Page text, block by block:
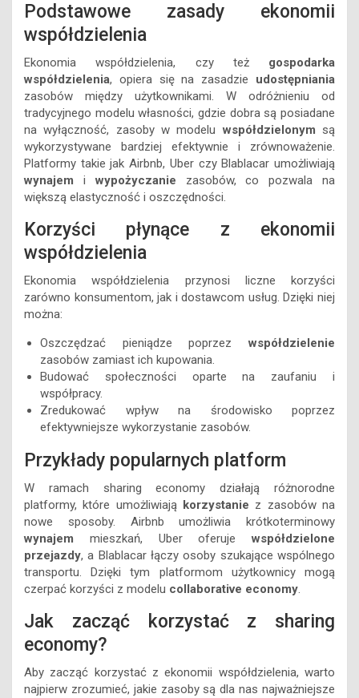
Podstawowe zasady ekonomii
współdzielenia
Ekonomia współdzielenia, czy też gospodarka
współdzielenia, opiera się na zasadzie udostępniania
zasobów między użytkownikami. W odróżnieniu od
tradycyjnego modelu własności, gdzie dobra są posiadane
na wyłączność, zasoby w modeluwspółdzielonym są
wykorzystywane bardziej efektywnie i zrównoważenie.
Platformy takie jak Airbnb, Uber czy Blablacar umożliwiają
wynajem iwypożyczanie zasobów, co pozwala na
większą elastyczność i oszczędności.
Korzyści płynące z ekonomii
współdzielenia
Ekonomia współdzielenia przynosi liczne korzyści
zarówno konsumentom, jak i dostawcom usług. Dzięki niej
można:
Oszczędzać pieniądze poprzezwspółdzielenie
zasobów zamiast ich kupowania.
Budować społeczności oparte na zaufaniu i
współpracy.
Zredukować wpływ na środowisko poprzez
efektywniejsze wykorzystanie zasobów.
Przykłady popularnych platform
W ramach sharing economy działają różnorodne
platformy, które umożliwiają korzystanie z zasobów na
nowe sposoby. Airbnb umożliwia krótkoterminowy
wynajem mieszkań, Uber oferujewspółdzielone
przejazdy, a Blablacar łączy osoby szukające wspólnego
transportu. Dzięki tym platformom użytkownicy mogą
czerpać korzyści z modelu collaborative economy.
Jak zacząć korzystać z sharing
economy?
Aby zacząć korzystać z ekonomii współdzielenia, warto
najpierw zrozumieć, jakie zasoby są dla nas najważniejsze